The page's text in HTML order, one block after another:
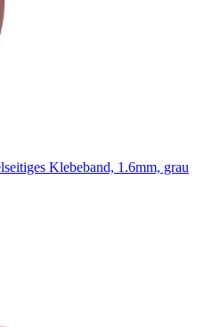
Klebeband, 1.6mm, grau